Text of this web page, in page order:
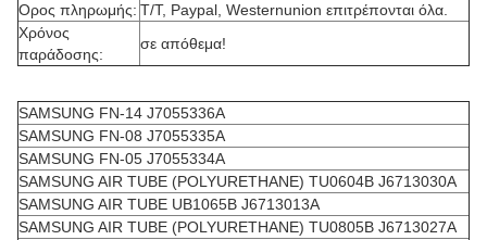
Ορος πληρωμής: T/T, Paypal, Westernunion επιτρέπονται όλα.
Χρόνος
παράδοσης:
σε απόθεμα!
SAMSUNG FN-14 J7055336A
SAMSUNG FN-08 J7055335A
SAMSUNG FN-05 J7055334A
SAMSUNG AIR TUBE (POLYURETHANE) TU0604B J6713030A
SAMSUNG AIR TUBE UB1065B J6713013A
SAMSUNG AIR TUBE (POLYURETHANE) TU0805B J6713027A